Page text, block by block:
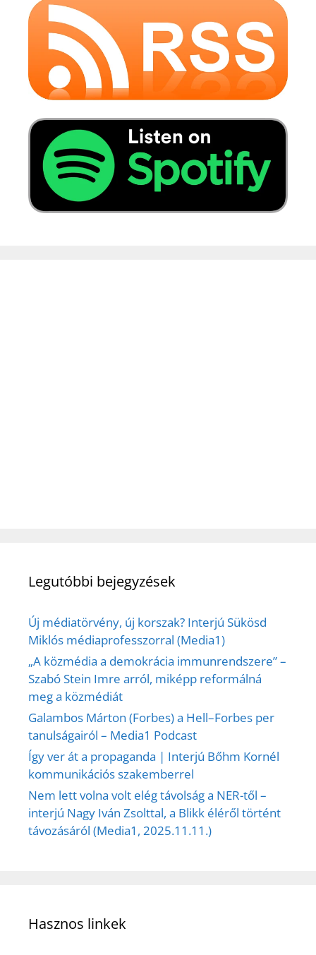
Legutóbbi bejegyzések
Új médiatörvény, új korszak? Interjú Sükösd
Miklós médiaprofesszorral (Media1)
„A közmédia a demokrácia immunrendszere” –
Szabó Stein Imre arról, miképp reformálná
meg a közmédiát
Galambos Márton (Forbes) a Hell–Forbes per
tanulságairól – Media1 Podcast
Így ver át a propaganda | Interjú Bőhm Kornél
kommunikációs szakemberrel
Nem lett volna volt elég távolság a NER-től –
interjú Nagy Iván Zsolttal, a Blikk éléről történt
távozásáról (Media1, 2025.11.11.)
Hasznos linkek